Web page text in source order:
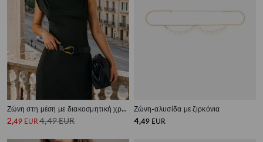
Ζώνη στη μέση με διακοσμητική χρυσή αγκράφα
2,49 EUR4,49EUR
Ζώνη-αλυσίδα με ζιρκόνια
4,49 EUR